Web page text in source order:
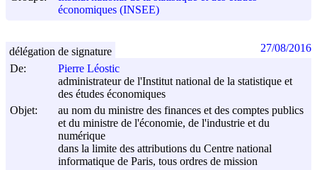
économiques (INSEE)
De:
Pierre Léostic
administrateur de l'Institut national de la statistique et
des études économiques
Objet:
au nom du ministre des finances et des comptes publics
et du ministre de l'économie, de l'industrie et du
numérique
dans la limite des attributions du Centre national
informatique de Paris, tous ordres de mission
délégation de signature 27/08/2016